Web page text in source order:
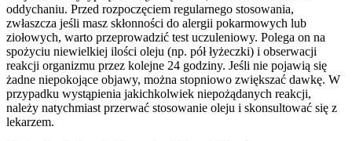
oddychaniu. Przed rozpoczęciem regularnego stosowania,
zwłaszcza jeśli masz skłonności do alergii pokarmowych lub
ziołowych, warto przeprowadzić test uczuleniowy. Polega on na
spożyciu niewielkiej ilości oleju (np. pół łyżeczki) i obserwacji
reakcji organizmu przez kolejne 24 godziny. Jeśli nie pojawią się
żadne niepokojące objawy, można stopniowo zwiększać dawkę. W
przypadku wystąpienia jakichkolwiek niepożądanych reakcji,
należy natychmiast przerwać stosowanie oleju i skonsultować się z
lekarzem.